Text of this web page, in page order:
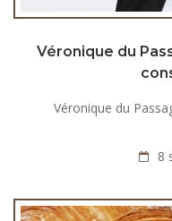
Véronique du
Véronique du
8